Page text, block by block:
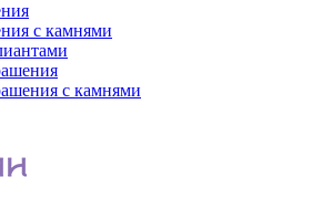
с камнями
с камнями